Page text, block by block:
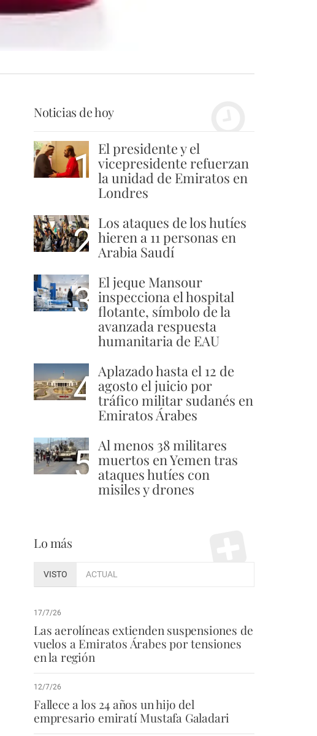
Noticias de hoy
1 El presidente y el
vicepresidente refuerzan
la unidad de Emiratos en
Londres
2 Los ataques de los hutíes
hieren a 11 personas en
Arabia Saudí
3 El jeque Mansour
inspecciona el hospital
flotante, símbolo de la
avanzada respuesta
humanitaria de EAU
4 Aplazado hasta el 12 de
agosto el juicio por
tráfico militar sudanés en
Emiratos Árabes
5 Al menos 38 militares
muertos en Yemen tras
ataques hutíes con
misiles y drones
Lo más
VISTO ACTUAL
17/7/26
Las aerolíneas extienden suspensiones de
vuelos a Emiratos Árabes por tensiones
en la región
12/7/26
Fallece a los 24 años un hijo del
empresario emiratí Mustafa Galadari